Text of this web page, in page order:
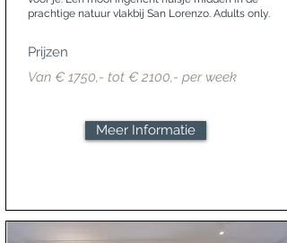
prachtige natuur vlakbij San Lorenzo. Adults only.
Prijzen
Van € 1750,- tot € 2100,- per week
Meer Informatie